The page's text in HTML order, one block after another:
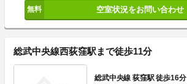
空室状況をお問い合わせ
総武中央線西荻窪駅まで徒歩11分
総武中央線 荻窪駅 徒歩16分